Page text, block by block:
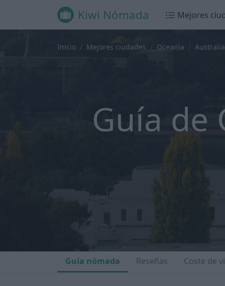
Kiwi Nómada Mejores
Inicio Mejores ciudades Oceanía Australia
Guía de
Guía nómada Reseñas Coste de